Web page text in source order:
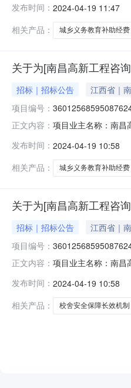
核减金额的3%计费
3（个工
发布时间： 2024-04-19 11:47
相关产品：
城乡义务教育补助经费
关于为[南昌高新工程咨
招标｜招标公告 江西省｜
项目编号：
正文内容： 项目业主名称：南昌
收费，按核减金额的
学楼和
发布时间： 2024-04-19 10:58
相关产品：
城乡义务教育补助经费
关于为[南昌高新工程咨
招标｜招标公告 江西省｜
项目编号：
正文内容： 项目业主名称：南昌
基本收费，按核减金
日
发布时间： 2024-04-19 10:58
相关产品：
校舍安全保障长效机制